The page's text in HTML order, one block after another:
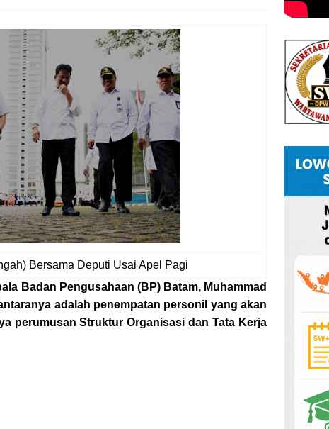
Bersama Deputi Usai Apel Pagi
Badan Pengusahaan (BP) Batam, Muhammad
adalah penempatan personil yang akan
perumusan Struktur Organisasi dan Tata Kerja